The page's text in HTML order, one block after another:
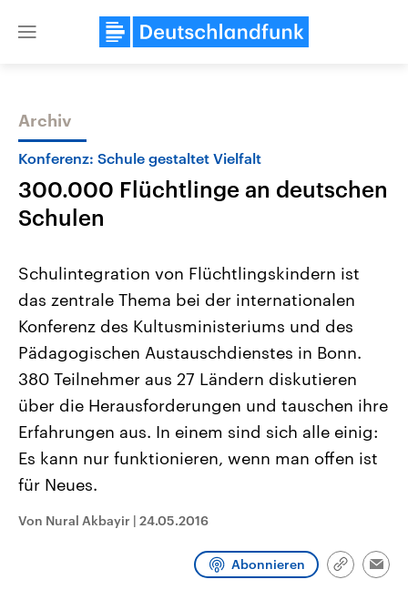
Close
Themen
Landtagswahl Sachsen-Anhalt
2026
Alle Informationen
Sachsen-Anhalt wählt am 6.
September 2026 einen neuen
Landtag. Seit 2021 wird das
Bundesland von einer Koalition aus
Umfragen, Prognosen,
Wahlprogramme, aktuelle Berichte
und Hintergründe zu den Parteien
und Kandidaten der anstehenden
Wahl.
USA
Aktuelle Beiträge,
Hintergründe
Wirtschaftlich und
gehören die Vereinigten
den mächtigsten Ländern
mit großem Einfluss auf
Sendungen Programm Podcasts
Archiv
Konferenz: Schule gestaltet Vielfalt
300.000 Flüchtlinge an deutschen
Schulen
Schulintegration von Flüchtlingskindern ist
das zentrale Thema bei der internationalen
Konferenz des Kultusministeriums und des
Pädagogischen Austauschdienstes in Bonn.
380 Teilnehmer aus 27 Ländern diskutieren
über die Herausforderungen und tauschen ihre
Erfahrungen aus. In einem sind sich alle einig:
Es kann nur funktionieren, wenn man offen ist
für Neues.
Von Nural Akbayir | 24.05.2016
Abonnieren
Link